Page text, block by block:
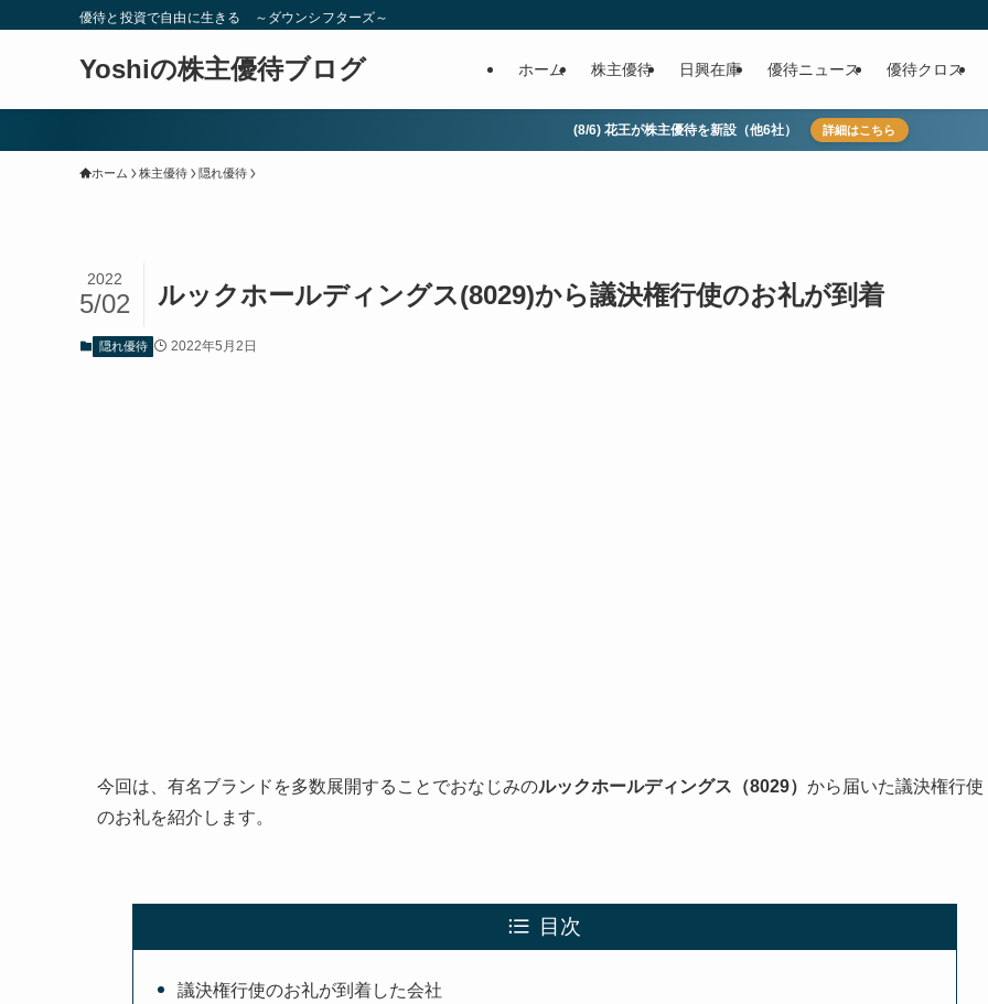
優待と投資で自由に生きる ～ダウンシフターズ～
Yoshiの株主優待ブログ ホーム 株主優待 日興在庫 優待ニュース 優待クロス
(8/6) 花王が株主優待を新設（他6社） 詳細はこちら
ホーム 株主優待 隠れ優待
ルックホールディングス(8029)から議決権行使のお礼が到着
2022
5/02
隠れ優待 2022年5月2日
今回は、有名ブランドを多数展開することでおなじみのルックホールディングス（8029） から届いた議決権行使
のお礼を紹介します。
目次
議決権行使のお礼が到着した会社